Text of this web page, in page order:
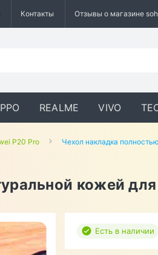
Контакты Отзывы о магазине
REALME VIVO
P20 Pro Чехол накладка
кожей для
Есть в наличии